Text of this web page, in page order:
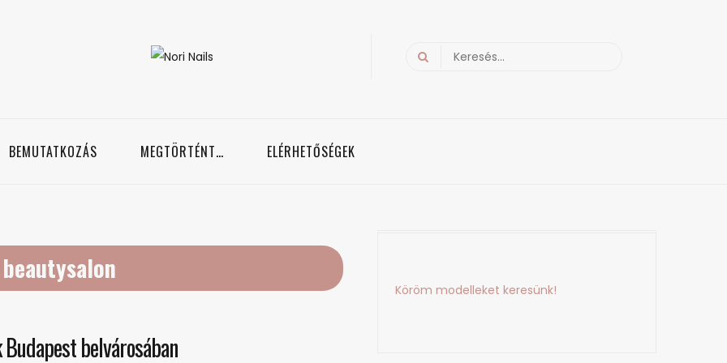
Search
BEMUTATKOZÁS MEGTÖRTÉNT… ELÉRHETŐSÉGEK
beautysalon
belvárosában
Köröm modelleket keresünk!